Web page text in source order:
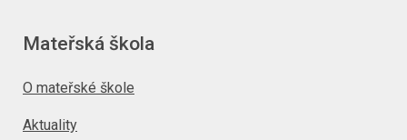
Mateřská škola
O mateřské škole
Aktuality